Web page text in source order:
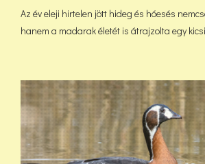
Az év eleji hirtelen jött hideg és hóesés
hanem a madarak életét is átrajzolta egy